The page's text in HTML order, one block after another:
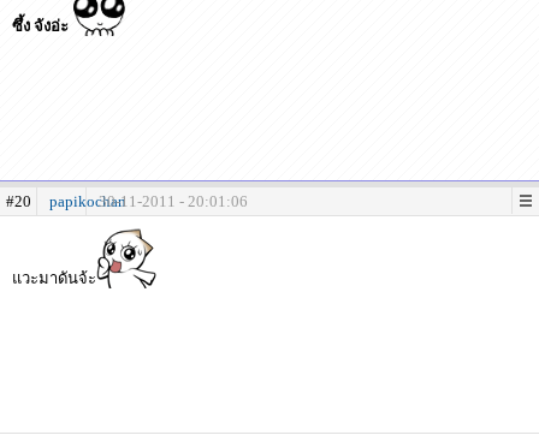
ซึ้ง จังอ่ะ
#20 papikochan30-11-2011 - 20:01:06
แวะมาดันจ้ะ